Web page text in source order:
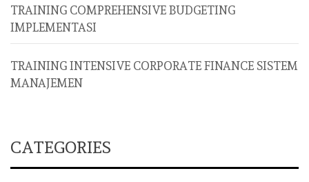
TRAINING COMPREHENSIVE BUDGETING
IMPLEMENTASI
TRAINING INTENSIVE CORPORATE FINANCE SISTEM
MANAJEMEN
CATEGORIES